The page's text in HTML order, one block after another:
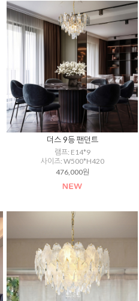
더스 9등 팬던트
램프: E14*9
사이즈: W500*H420
476,000원